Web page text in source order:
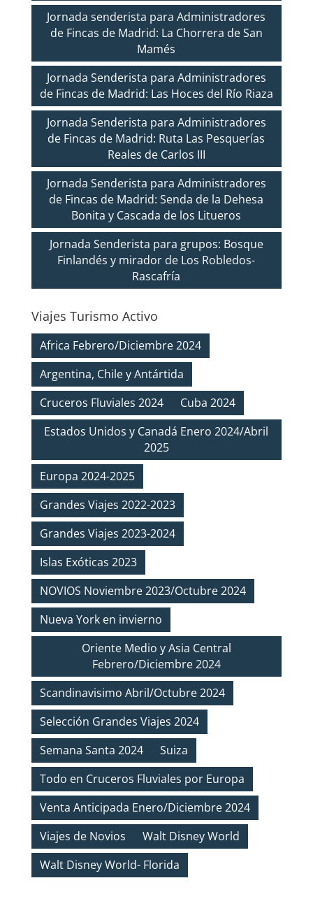
Jornada senderista para Administradores
de Fincas de Madrid: La Chorrera de San
Mamés
Jornada Senderista para Administradores
de Fincas de Madrid: Las Hoces del Río Riaza
Jornada Senderista para Administradores
de Fincas de Madrid: Ruta Las Pesquerías
Reales de Carlos III
Jornada Senderista para Administradores
de Fincas de Madrid: Senda de la Dehesa
Bonita y Cascada de los Litueros
Jornada Senderista para grupos: Bosque
Finlandés y mirador de Los Robledos-
Rascafría
Viajes Turismo Activo
Africa Febrero/Diciembre 2024
Argentina, Chile y Antártida
Cruceros Fluviales 2024
Cuba 2024
Estados Unidos y Canadá Enero 2024/Abril
2025
Europa 2024-2025
Grandes Viajes 2022-2023
Grandes Viajes 2023-2024
Islas Exóticas 2023
NOVIOS Noviembre 2023/Octubre 2024
Nueva York en invierno
Oriente Medio y Asia Central
Febrero/Diciembre 2024
Scandinavisimo Abril/Octubre 2024
Selección Grandes Viajes 2024
Semana Santa 2024
Suiza
Todo en Cruceros Fluviales por Europa
Venta Anticipada Enero/Diciembre 2024
Viajes de Novios
Walt Disney World
Walt Disney World- Florida